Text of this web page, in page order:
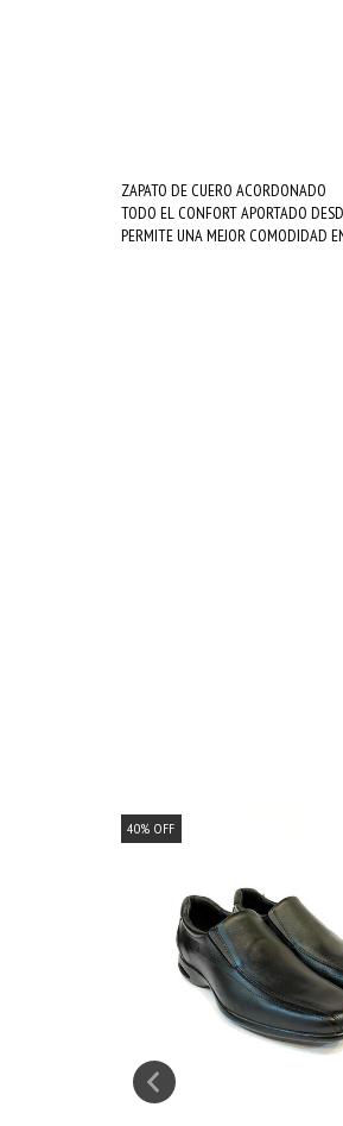
ZAPATO DE CUERO ACORDONADO
TODO EL CONFORT APORTADO
PERMITE UNA MEJOR COMODIDAD
40% OFF